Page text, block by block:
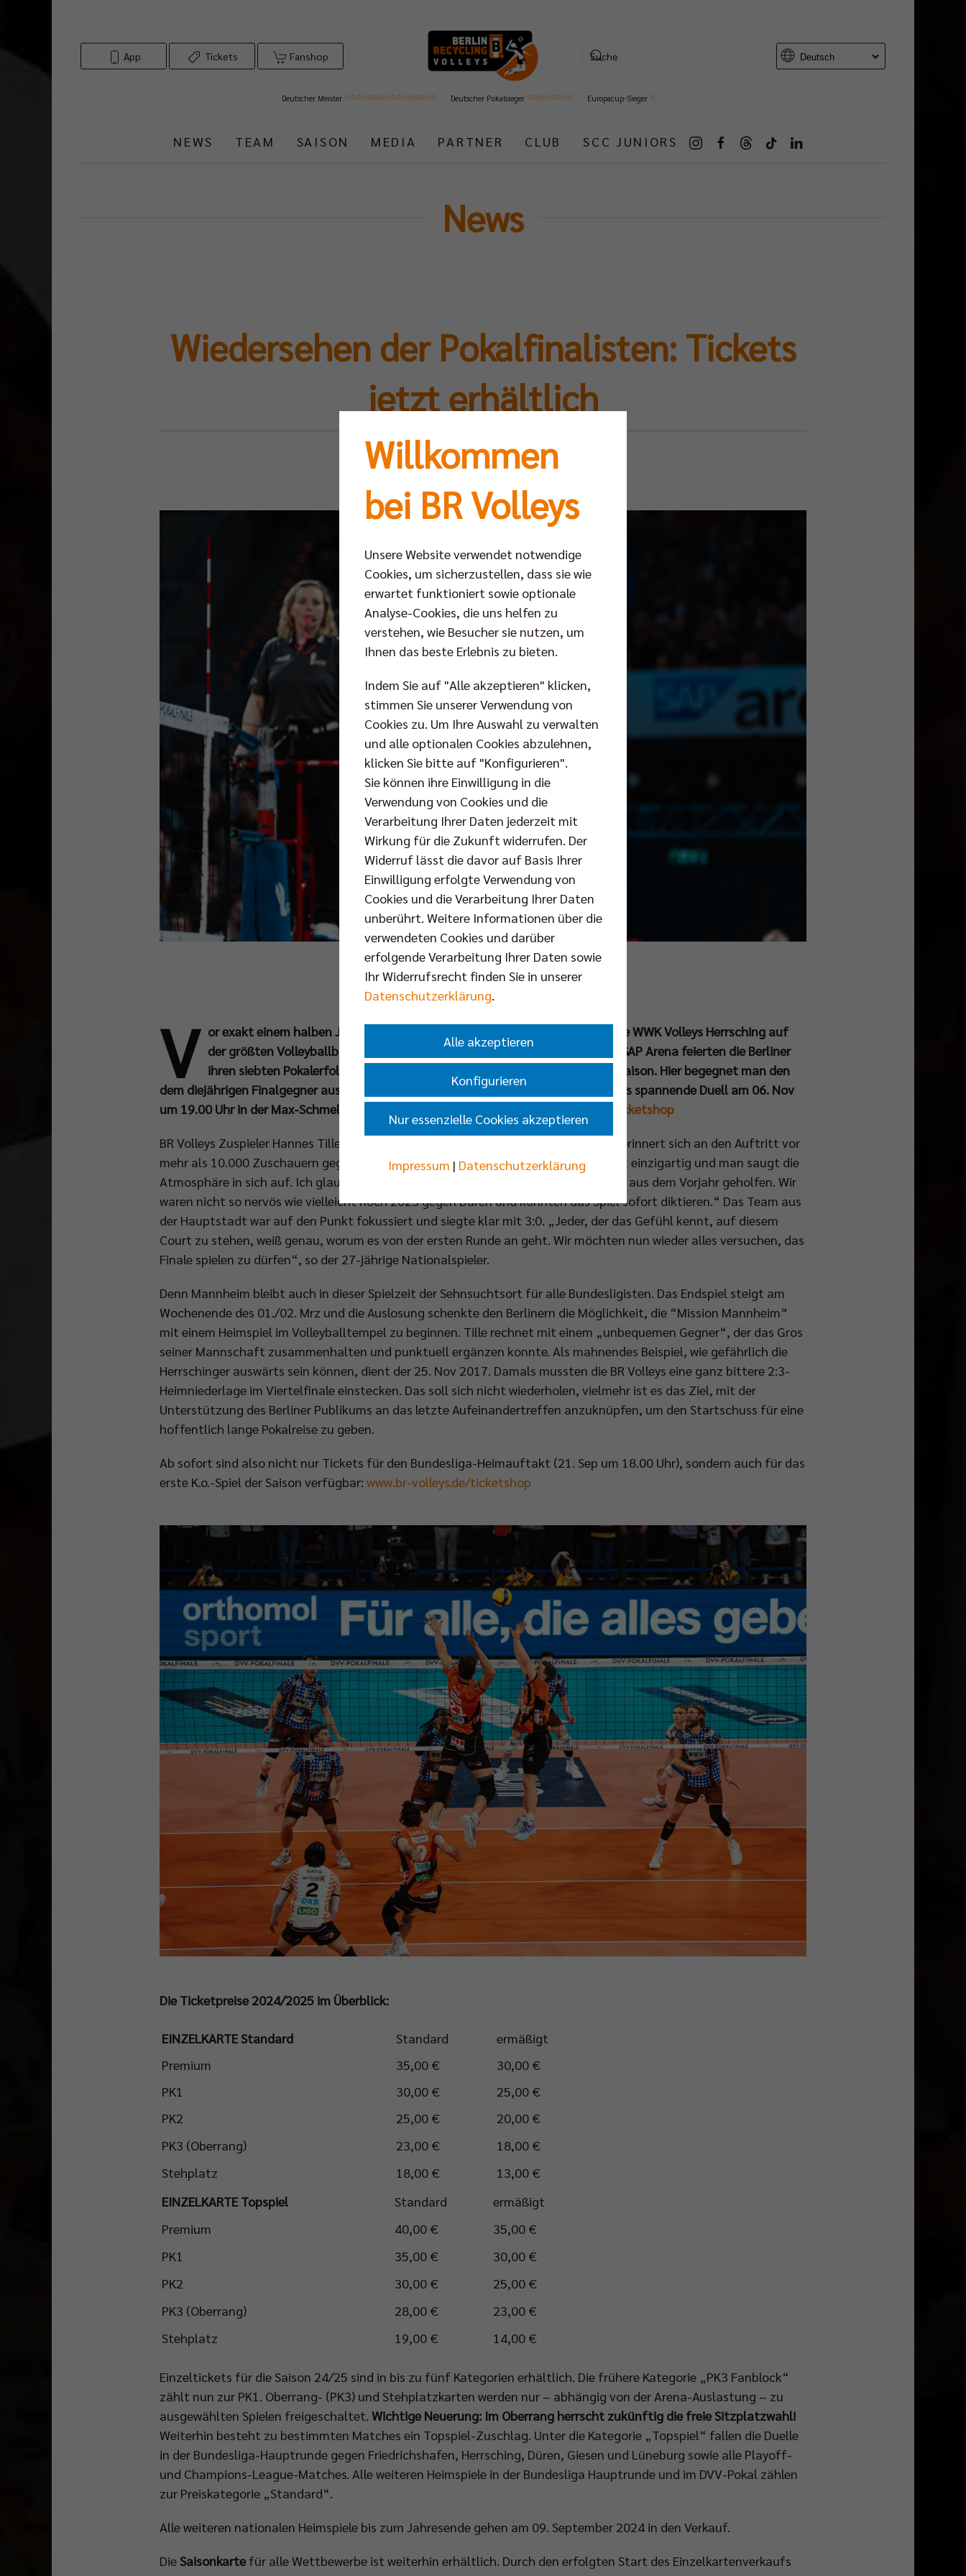
App Tickets Fanshop
Deutscher Meister Deutscher Pokalsieger Europacup-Sieger
NEWS TEAM SAISON MEDIA PARTNER CLUB SCC JUNIORS
News
Wiedersehen der Pokalfinalisten: Tickets
jetzt erhältlich
Di 03.09.2024
Fotos: Justus Stegemann, Florian Treiber
V or exakt einem halben Jahr standen sich die Berlin Recycling Volleys und die WWK Volleys Herrsching auf
der größten Volleyballbühne Deutschlands gegenüber. In der Mannheimer SAP Arena feierten die Berliner
ihren siebten Pokalerfolg und gehen somit als Titelverteidiger in die neue Saison. Hier begegnet man den
dem diejährigen Finalgegner aus Bayern schon direkt im Achtelfinale. Tickets für das spannende Duell am 06. Nov
um 19.00 Uhr in der Max-Schmeling-Halle sind jetzt erhältlich:
www.br-volleys.de/ticketshop
BR Volleys Zuspieler Hannes Tille spult gedanklich gern ein halbes Jahr zurück und erinnert sich an den Auftritt vor
mehr als 10.000 Zuschauern gegen seinen Ex-Verein vom Ammersee: „Mannheim ist einzigartig und man saugt die
Atmosphäre in sich auf. Ich glaube, uns hat damals gegen Herrsching die Erfahrung aus dem Vorjahr geholfen. Wir
waren nicht so nervös wie vielleicht noch 2023 gegen Düren und konnten das Spiel sofort diktieren.“ Das Team aus
der Hauptstadt war auf den Punkt fokussiert und siegte klar mit 3:0. „Jeder, der das Gefühl kennt, auf diesem
Court zu stehen, weiß genau, worum es von der ersten Runde an geht. Wir möchten nun wieder alles versuchen, das
Finale spielen zu dürfen“, so der 27-jährige Nationalspieler.
Denn Mannheim bleibt auch in dieser Spielzeit der Sehnsuchtsort für alle Bundesligisten. Das Endspiel steigt am
Wochenende des 01./02. Mrz und die Auslosung schenkte den Berlinern die Möglichkeit, die “Mission Mannheim“
mit einem Heimspiel im Volleyballtempel zu beginnen. Tille rechnet mit einem „unbequemen Gegner“, der das Gros
seiner Mannschaft zusammenhalten und punktuell ergänzen konnte. Als mahnendes Beispiel, wie gefährlich die
Herrschinger auswärts sein können, dient der 25. Nov 2017. Damals mussten die BR Volleys eine ganz bittere 2:3-
Heimniederlage im Viertelfinale einstecken. Das soll sich nicht wiederholen, vielmehr ist es das Ziel, mit der
Unterstützung des Berliner Publikums an das letzte Aufeinandertreffen anzuknüpfen, um den Startschuss für eine
hoffentlich lange Pokalreise zu geben.
Ab sofort sind also nicht nur Tickets für den Bundesliga-Heimauftakt (21. Sep um 18.00 Uhr), sondern auch für das
erste K.o.-Spiel der Saison verfügbar: www.br-volleys.de/ticketshop
Die Ticketpreise 2024/2025 im Überblick:
EINZELKARTE Standard Standard
ermäßigt
Premium
35,00 €
30,00 €
PK1
30,00 €
25,00 €
PK2
25,00 €
20,00 €
PK3 (Oberrang)
23,00 €
18,00 €
Stehplatz
18,00 €
13,00 €
EINZELKARTE Topspiel
Standard
ermäßigt
Premium
40,00 €
35,00 €
PK1
35,00 €
30,00 €
PK2
30,00 €
25,00 €
PK3 (Oberrang)
28,00 €
23,00 €
Stehplatz
19,00 € 14,00 €
Einzeltickets für die Saison 24/25 sind in bis zu fünf Kategorien erhältlich. Die frühere Kategorie „PK3 Fanblock“
zählt nun zur PK1. Oberrang- (PK3) und Stehplatzkarten werden nur – abhängig von der Arena-Auslastung – zu
ausgewählten Spielen freigeschaltet. Wichtige Neuerung: Im Oberrang herrscht zukünftig die freie Sitzplatzwahl!
Weiterhin besteht zu bestimmten Matches ein Topspiel-Zuschlag. Unter die Kategorie „Topspiel“ fallen die Duelle
in der Bundesliga-Hauptrunde gegen Friedrichshafen, Herrsching, Düren, Giesen und Lüneburg sowie alle Playoff-
und Champions-League-Matches. Alle weiteren Heimspiele in der Bundesliga Hauptrunde und im DVV-Pokal zählen
zur Preiskategorie „Standard“.
Alle weiteren nationalen Heimspiele bis zum Jahresende gehen am 09. September 2024 in den Verkauf.
Die Saisonkartefür alle Wettbewerbe ist weiterhin erhältlich. Durch den erfolgten Start des Einzelkartenverkaufs
Willkommen
bei BR Volleys
Unsere Website verwendet notwendige
Cookies, um sicherzustellen, dass sie wie
erwartet funktioniert sowie optionale
Analyse-Cookies, die uns helfen zu
verstehen, wie Besucher sie nutzen, um
Ihnen das beste Erlebnis zu bieten.
Indem Sie auf "Alle akzeptieren" klicken,
stimmen Sie unserer Verwendung von
Cookies zu. Um Ihre Auswahl zu verwalten
und alle optionalen Cookies abzulehnen,
klicken Sie bitte auf "Konfigurieren".
Sie können ihre Einwilligung in die
Verwendung von Cookies und die
Verarbeitung Ihrer Daten jederzeit mit
Wirkung für die Zukunft widerrufen. Der
Widerruf lässt die davor auf Basis Ihrer
Einwilligung erfolgte Verwendung von
Cookies und die Verarbeitung Ihrer Daten
unberührt. Weitere Informationen über die
verwendeten Cookies und darüber
erfolgende Verarbeitung Ihrer Daten sowie
Ihr Widerrufsrecht finden Sie in unserer
Datenschutzerklärung.
Alle akzeptieren
Konfigurieren
Nur essenzielle Cookies akzeptieren
Impressum | Datenschutzerklärung